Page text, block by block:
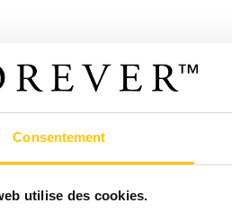
Consentement
utilise des cookies.